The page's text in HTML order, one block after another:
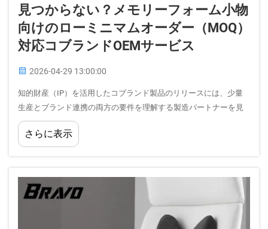
見つからない？メモリーフォーム小物
向けのローミニマムオーダー（MOQ）
対応コブランドOEMサービス
2026-04-29 13:00:00
知的財産（IP）を活用したコブランド製品のリリースには、少量
生産とブランド連携の両方の要件を理解する製造パートナーを見
つける必要があります。多くの企業は、従来型のメモリーフォー
ムメーカーが、主に大量生産に特化しており、...
さらに表示